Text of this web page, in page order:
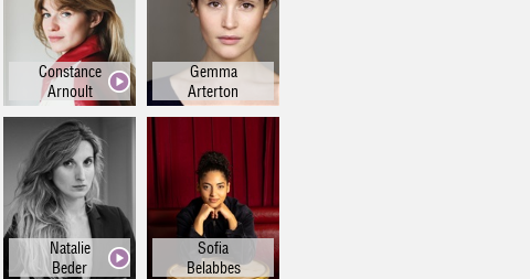
Constance
Arnoult
Gemma
Arterton
Natalie
Beder
Sofia
Belabbes